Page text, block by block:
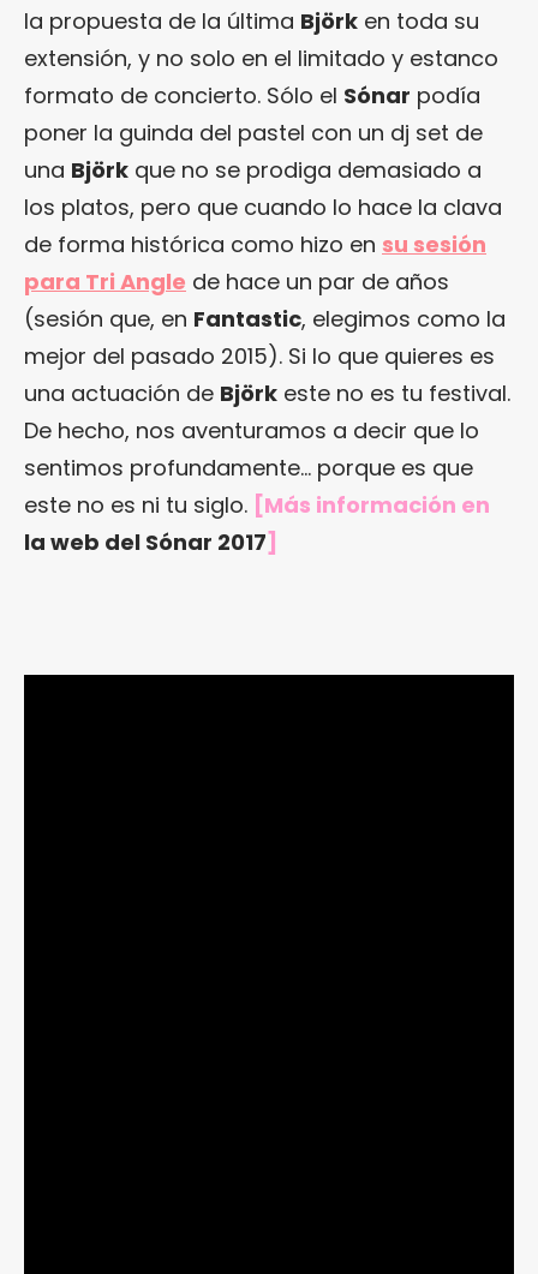
la propuesta de la última Björk en toda su
extensión, y no solo en el limitado y estanco
formato de concierto. Sólo el Sónar podía
poner la guinda del pastel con un dj set de
una Björk que no se prodiga demasiado a
los platos, pero que cuando lo hace la clava
de forma histórica como hizo en su sesión
para Tri Angle de hace un par de años
(sesión que, en Fantastic, elegimos como la
mejor del pasado 2015). Si lo que quieres es
una actuación de Björk este no es tu festival.
De hecho, nos aventuramos a decir que lo
sentimos profundamente… porque es que
este no es ni tu siglo. [Más información en
la web del Sónar 2017]